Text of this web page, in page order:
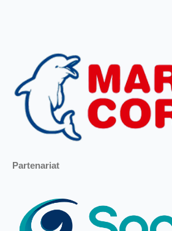
Partenariat